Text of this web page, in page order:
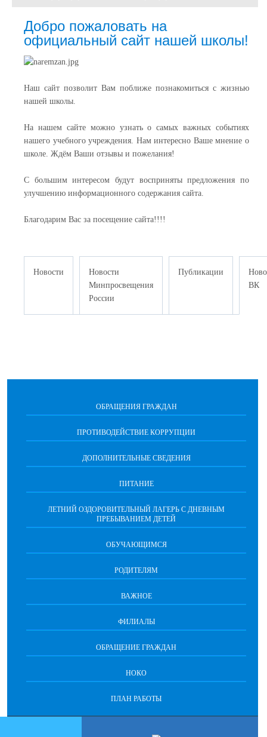
Добро пожаловать на
официальный сайт нашей школы!
Наш сайт позволит Вам поближе познакомиться с жизнью
нашей школы.
На нашем сайте можно узнать о самых важных событиях
нашего учебного учреждения. Нам интересно Ваше мнение о
школе. Ждём Ваши отзывы и пожелания!
С большим интересом будут восприняты предложения по
улучшению информационного содержания сайта.
Благодарим Вас за посещение сайта!!!!
Новости
Новости
Минпросвещения
России
Публикации
ВК
ОБРАЩЕНИЯ ГРАЖДАН
ПРОТИВОДЕЙСТВИЕ КОРРУПЦИИ
ДОПОЛНИТЕЛЬНЫЕ СВЕДЕНИЯ
ПИТАНИЕ
ЛЕТНИЙ ОЗДОРОВИТЕЛЬНЫЙ ЛАГЕРЬ С ДНЕВНЫМ
ПРЕБЫВАНИЕМ ДЕТЕЙ
ОБУЧАЮЩИМСЯ
РОДИТЕЛЯМ
ВАЖНОЕ
ФИЛИАЛЫ
ОБРАЩЕНИЕ ГРАЖДАН
НОКО
ПЛАН РАБОТЫ